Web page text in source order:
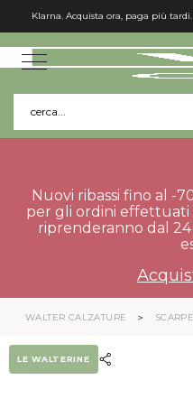
Klarna. Acquista ora, paga più
cerca...
Nuovi ribassi fino al -
per gli ordini effettuati
riprenderanno dal
WALTER CALZATURE
LE WALTERINE